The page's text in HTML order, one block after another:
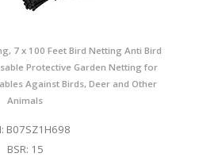
7 x 100 Feet Bird Netting Anti Bird
Protective Garden Netting for
Against Birds, Deer and Other
Animals
B07SZ1H698
BSR: 15